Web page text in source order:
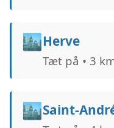
🏙️Herve
Tæt på • 3
🏙️Saint-